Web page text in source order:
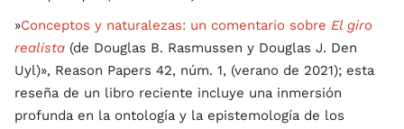
»Conceptos y naturalezas: un comentario sobre El giro
realista (de Douglas B. Rasmussen y Douglas J. Den
Uyl)», Reason Papers 42, núm. 1, (verano de 2021); esta
reseña de un libro reciente incluye una inmersión
profunda en la ontología y la epistemología de los